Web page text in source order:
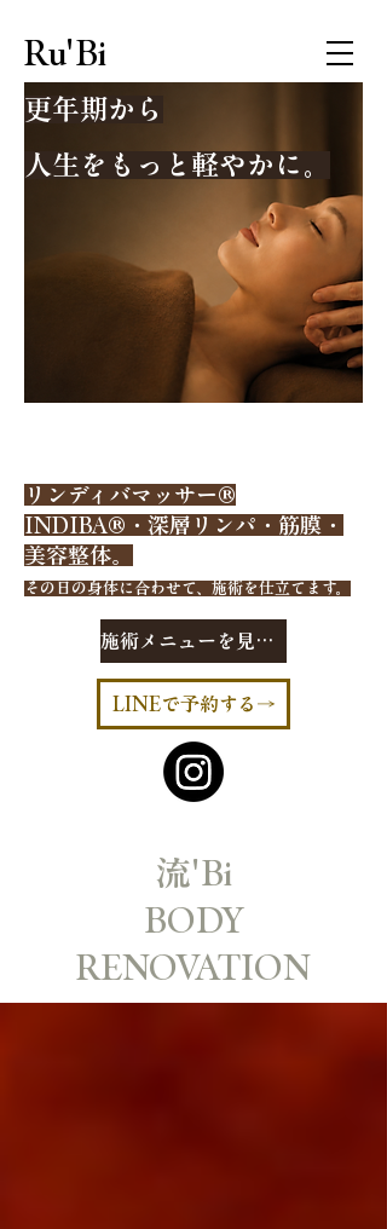
リンディバマッサー®️
INDIBA®️・深層リンパ・筋膜・
美容整体。
その日の身体に合わせて、施術を仕立てます。
Ru'Bi
更年期から
​人生をもっと軽やかに。
施術メニューを見る→
LINEで予約する→
​流'Bi
BODY
RENOVATION